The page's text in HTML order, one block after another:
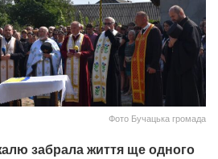
Фото Бучацька громада
забрала життя ще одного